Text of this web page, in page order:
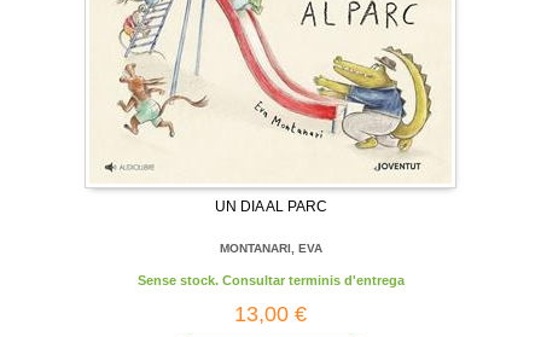
UN DIA AL PARC
MONTANARI, EVA
Sense stock. Consultar terminis d'entrega
13,00 €